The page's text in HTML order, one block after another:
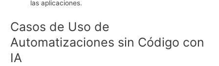
las aplicaciones.
Casos de Uso de
Automatizaciones sin Código con
IA